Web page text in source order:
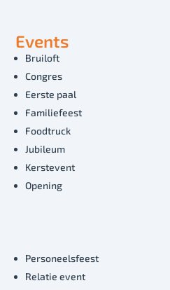
Events
Bruiloft
Congres
Eerste paal
Familiefeest
Foodtruck
Jubileum
Kerstevent
Opening
Personeelsfeest
Relatie event